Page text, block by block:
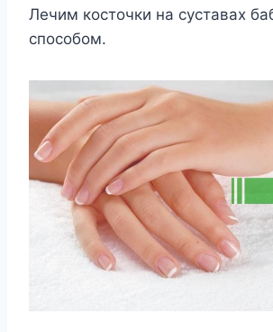
Лечим косточки на суставах
способом.